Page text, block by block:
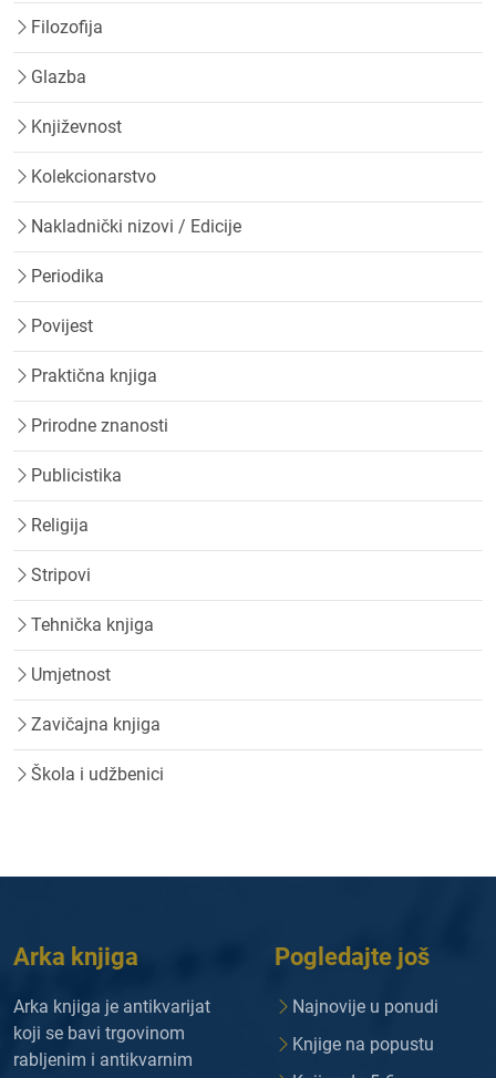
Filozofija
Glazba
Književnost
Kolekcionarstvo
Nakladnički nizovi / Edicije
Periodika
Povijest
Praktična knjiga
Prirodne znanosti
Publicistika
Religija
Stripovi
Tehnička knjiga
Umjetnost
Zavičajna knjiga
Škola i udžbenici
Arka knjiga
Arka knjiga je antikvarijat
koji se bavi trgovinom
rabljenim i antikvarnim
Pogledajte još
Najnovije u ponudi
Knjige na popustu